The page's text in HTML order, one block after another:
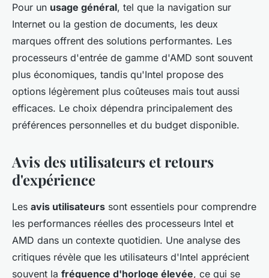
Pour un usage général, tel que la navigation sur
Internet ou la gestion de documents, les deux
marques offrent des solutions performantes. Les
processeurs d'entrée de gamme d'AMD sont souvent
plus économiques, tandis qu'Intel propose des
options légèrement plus coûteuses mais tout aussi
efficaces. Le choix dépendra principalement des
préférences personnelles et du budget disponible.
Avis des utilisateurs et retours
d'expérience
Les avis utilisateurs sont essentiels pour comprendre
les performances réelles des processeurs Intel et
AMD dans un contexte quotidien. Une analyse des
critiques révèle que les utilisateurs d'Intel apprécient
souvent la fréquence d'horloge élevée, ce qui se